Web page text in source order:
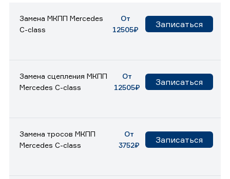
Замена МКПП Mercedes
C-class
От
12505₽
Записаться
Замена сцепления МКПП
Mercedes C-class
От
12505₽
Записаться
Замена тросов МКПП
Mercedes C-class
От
3752₽
Записаться